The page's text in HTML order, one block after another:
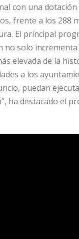
con una dotación
frente a los 288
El principal
no solo
elevada de la
a los
puedan
ha destacado el